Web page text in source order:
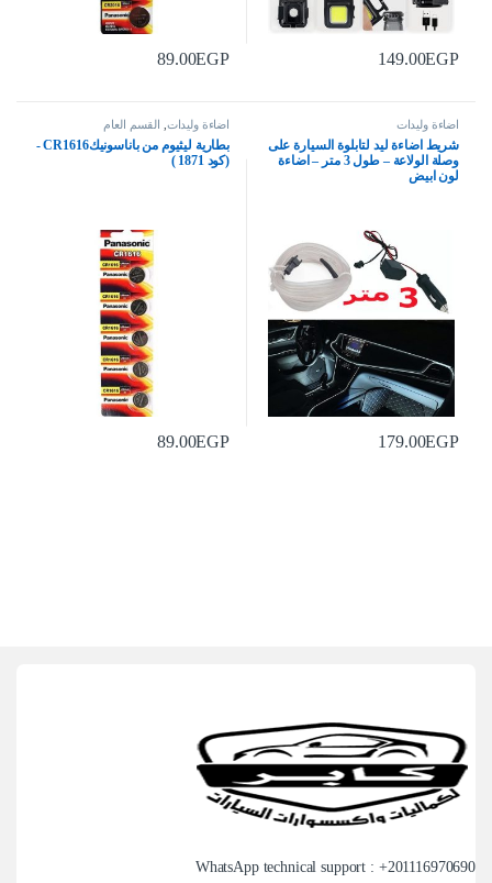
149.00EGP
89.00EGP
اضاءة وليدات
شريط اضاءة ليد لتابلوة السيارة على
وصلة الولاعة – طول 3 متر – اضاءة
لون ابيض
179.00EGP
اضاءة وليدات القسم العام
بطارية ليثيوم من باناسونيكCR1616 -
(كود 1871 )
89.00EGP
WhatsApp technical support : +201116970690